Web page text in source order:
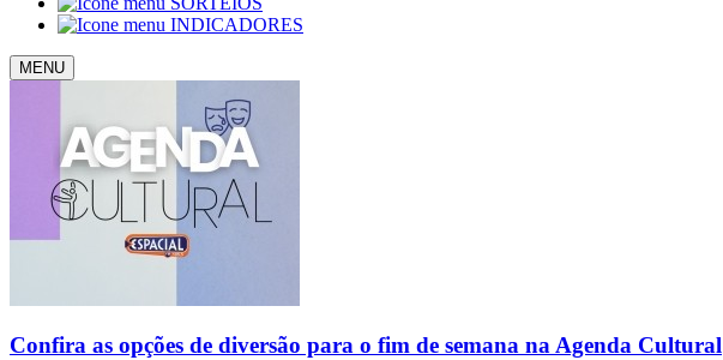
INDICADORES
MENU
Confira as opções de diversão para o fim de semana na Agenda Cultural